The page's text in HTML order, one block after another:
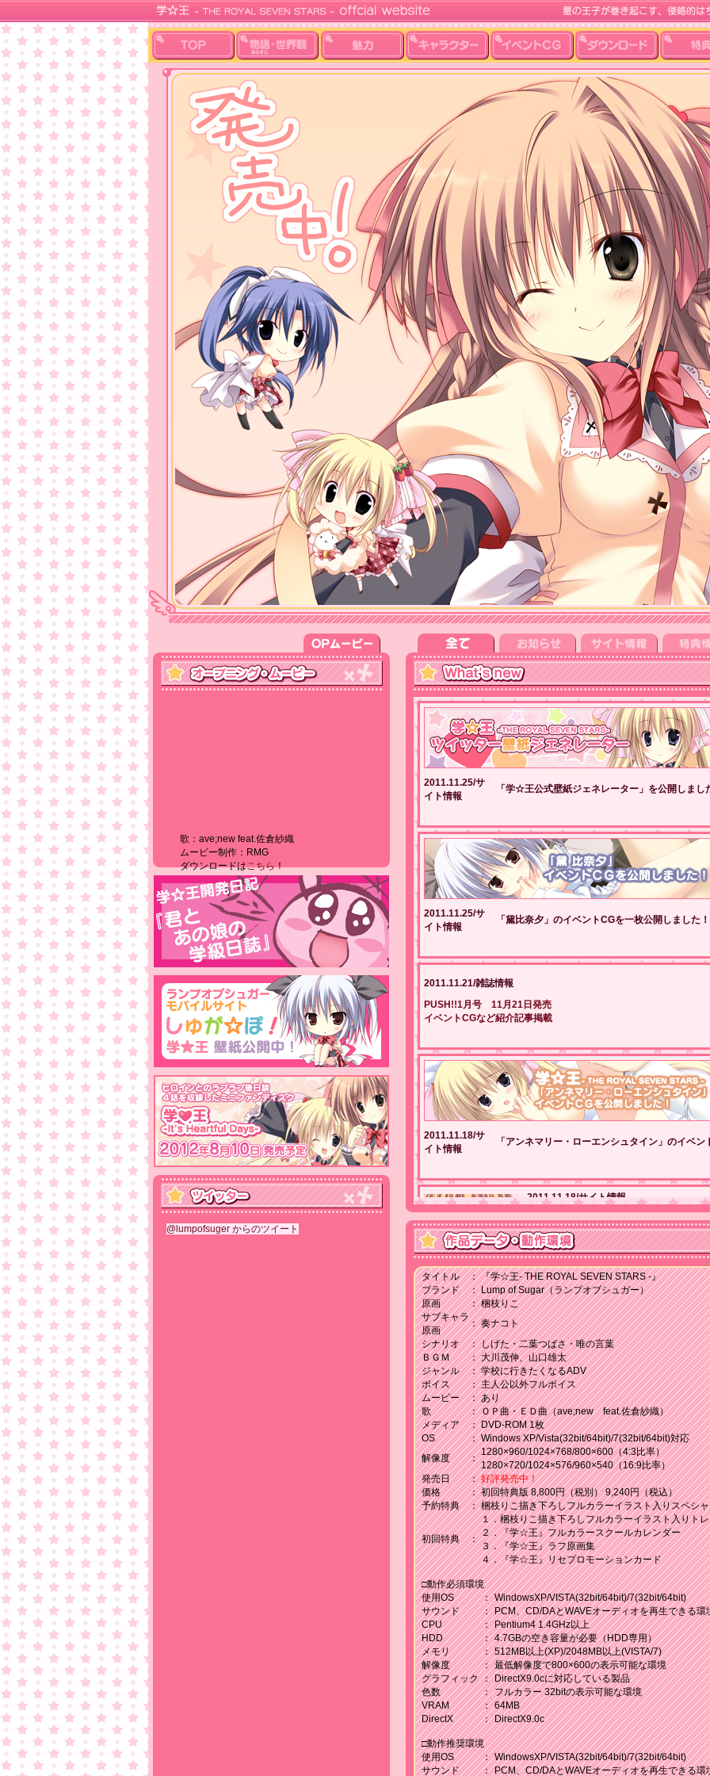
歌：ave;new feat.佐倉紗織
ムービー制作：RMG
ダウンロードはこちら！
@lumpofsuger からのツイート
2011.11.25/サ
イト情報
「学☆王公式壁紙ジェネレーター」を公開しまし
2011.11.25/サ
イト情報
「黛比奈夕」のイベントCGを一枚公開しました！
2011.11.21/雑誌情報
PUSH!!1月号 11月21日発売
イベントCGなど紹介記事掲載
2011.11.18/サ
イト情報
「アンネマリー・ローエンシュタイン」のイベ
2011.11.18/サイト情報
キャラクタページに「穂仁原翔」「エル
中夢子」の紹介を追加しました！
2011.11.11/サイト情報
学☆王発売前キャラクター人気投票の中間
2011.11.11/サイト情報
サンプルボイスその３を公開しました！
2011.11.11/サ
イト情報
「天宮寺・アクアリウス・海月」のイベントCG
2011.11.04/雑誌情報
BugBug12月号 11月2日発売
イベントCGなど紹介記事掲載
2011.11.04/雑誌情報
パソコンパラダイス12月号 10月29日発売
イベントCGなど紹介記事掲載
[ Page:1 2 3 4 5 6 7 8 91011 12
タイトル ： 『学☆王- THE ROYAL SEVEN STARS -』
ブランド
： Lump of Sugar（ランプオブシュガー）
原画
： 梱枝りこ
サブキャラ
原画
： 奏ナコト
シナリオ
： しげた・二葉つばさ・唯の言葉
ＢＧＭ
： 大川茂伸、山口雄太
ジャンル
： 学校に行きたくなるADV
ボイス
： 主人公以外フルボイス
ムービー
： あり
歌
： ＯＰ曲・ＥＤ曲（ave;new feat.佐倉紗織）
メディア
： DVD-ROM 1枚
OS
： Windows XP/Vista(32bit/64bit)/7(32bit/64bit)対応
解像度
：
1280×960/1024×768/800×600（4:3比率）
1280×720/1024×576/960×540（16:9比率）
発売日
： 好評発売中！
価格
： 初回特典版 8,800円（税別） 9,240円（税込）
予約特典
： 梱枝りこ描き下ろしフルカラーイラスト入りスペシ
初回特典 ：
１．梱枝りこ描き下ろしフルカラーイラスト入りト
２．『学☆王』フルカラースクールカレンダー
３．『学☆王』ラフ原画集
４．『学☆王』リセプロモーションカード
□動作必須環境
使用OS
： WindowsXP/VISTA(32bit/64bit)/7(32bit/64bit)
サウンド
： PCM、CD/DAとWAVEオーディオを再生できる環
CPU
： Pentium4 1.4GHz以上
HDD
： 4.7GBの空き容量が必要（HDD専用）
メモリ
： 512MB以上(XP)/2048MB以上(VISTA/7)
解像度
： 最低解像度で800×600の表示可能な環境
グラフィック ： DirectX9.0cに対応している製品
色数
： フルカラー 32bitの表示可能な環境
VRAM
： 64MB
DirectX
： DirectX9.0c
□動作推奨環境
使用OS
： WindowsXP/VISTA(32bit/64bit)/7(32bit/64bit)
サウンド
： PCM、CD/DAとWAVEオーディオを再生できる環